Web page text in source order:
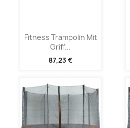
Fitness Trampolin Mit
Griff...
87,23 €